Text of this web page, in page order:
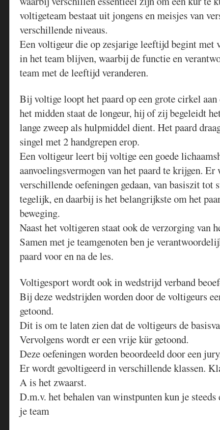
voltigeteam bestaat uit jongens en meisjes van
verschillende niveaus.
Een voltigeur die op zesjarige leeftijd begint met
in het team blijven, waarbij de functie en
team met de leeftijd veranderen.
Bij voltige loopt het paard op een grote cirkel
het midden staat de longeur, hij of zij begeleidt
lange zweep als hulpmiddel dient. Het paard
singel met 2 handgrepen erop.
Een voltigeur leert bij voltige een goede
aanvoelingsvermogen van het paard te krijgen. Er
verschillende oefeningen gedaan, van basiszit tot
tegelijk, en daarbij is het belangrijkste om het
beweging.
Naast het voltigeren staat ook de verzorging van
Samen met je teamgenoten ben je
paard voor en na de les.
Voltigesport wordt ook in wedstrijd verband
Bij deze wedstrijden worden door de voltigeurs
getoond.
Dit is om te laten zien dat de voltigeurs de
Vervolgens wordt er een vrije kür getoond.
Deze oefeningen worden beoordeeld door een
Er wordt gevoltigeerd in verschillende klassen.
A is het zwaarst.
D.m.v. het behalen van winstpunten kun je steeds
je team